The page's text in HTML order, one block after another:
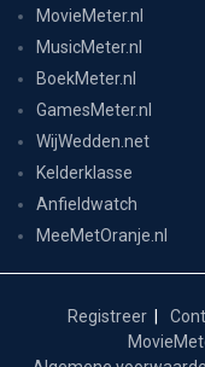
MovieMeter.nl
MusicMeter.nl
BoekMeter.nl
GamesMeter.nl
WijWedden.net
Kelderklasse
Anfieldwatch
MeeMetOranje.nl
Registreer